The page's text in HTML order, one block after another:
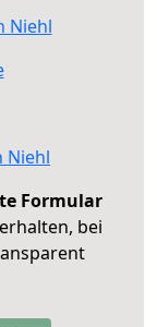
Niehl
Niehl
Formular
bei